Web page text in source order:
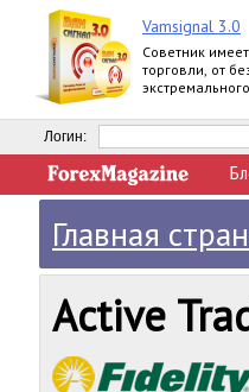
Vamsignal 3.0
Советник
торговли, от
Логин:
Главная
Active